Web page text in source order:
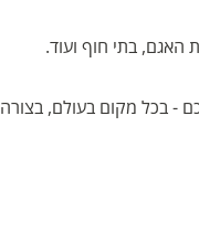
- בכל מקום בעולם, בצורה